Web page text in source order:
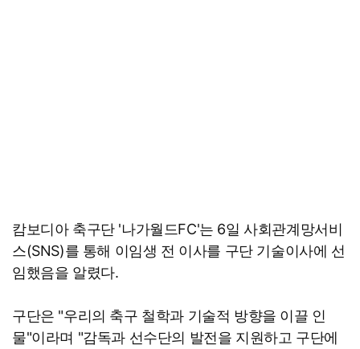
캄보디아 축구단 '나가월드FC'는 6일 사회관계망서비
스(SNS)를 통해 이임생 전 이사를 구단 기술이사에 선
임했음을 알렸다.
구단은 "우리의 축구 철학과 기술적 방향을 이끌 인
물"이라며 "감독과 선수단의 발전을 지원하고 구단에